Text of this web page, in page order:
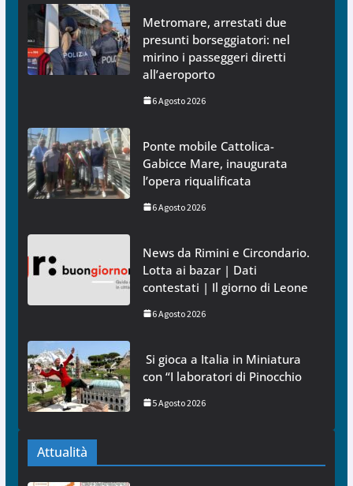
Metromare, arrestati due
presunti borseggiatori: nel
mirino i passeggeri diretti
all’aeroporto
6 Agosto 2026
Ponte mobile Cattolica-
Gabicce Mare, inaugurata
l’opera riqualificata
6 Agosto 2026
News da Rimini e Circondario.
Lotta ai bazar | Dati
contestati | Il giorno di Leone
6 Agosto 2026
Si gioca a Italia in Miniatura
con “I laboratori di Pinocchio
5 Agosto 2026
Attualità